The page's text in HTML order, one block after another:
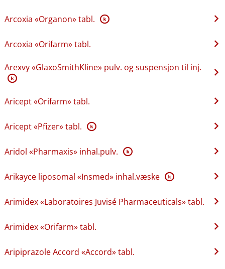
Arcoxia «Organon» tabl. K
Arcoxia «Orifarm» tabl.
Arexvy «GlaxoSmithKline» pulv. og suspensjon til inj.
K
Aricept «Orifarm» tabl.
Aricept «Pfizer» tabl. K
Aridol «Pharmaxis» inhal.pulv. K
Arikayce liposomal «Insmed» inhal.væske K
Arimidex «Laboratoires Juvisé Pharmaceuticals» tabl.
Arimidex «Orifarm» tabl.
Aripiprazole Accord «Accord» tabl.